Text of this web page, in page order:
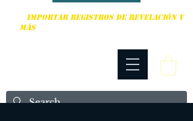
IMPORTAR REGISTROS DE REVELACIÓN Y
MÁS